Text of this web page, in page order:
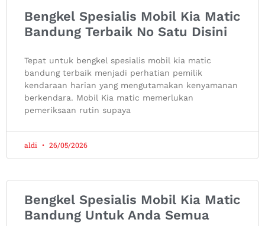
Bengkel Spesialis Mobil Kia Matic
Bandung Terbaik No Satu Disini
Tepat untuk bengkel spesialis mobil kia matic
bandung terbaik menjadi perhatian pemilik
kendaraan harian yang mengutamakan kenyamanan
berkendara. Mobil Kia matic memerlukan
pemeriksaan rutin supaya
aldi 26/05/2026
Bengkel Spesialis Mobil Kia Matic
Bandung Untuk Anda Semua